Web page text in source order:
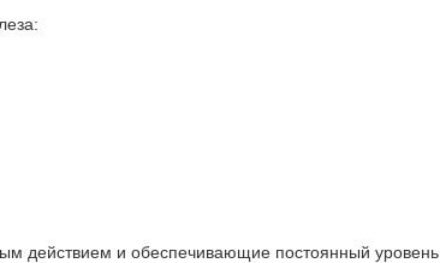
действием и обеспечивающие постоянный уровень